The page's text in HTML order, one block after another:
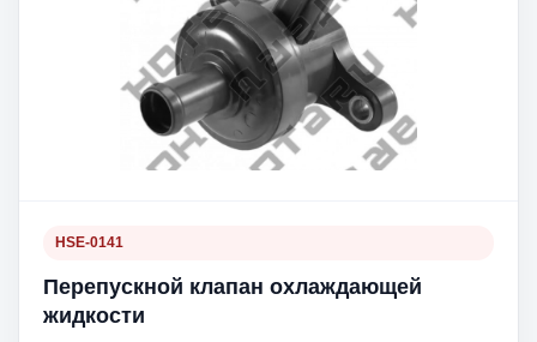
HSE-0141
Перепускной клапан охлаждающей
жидкости